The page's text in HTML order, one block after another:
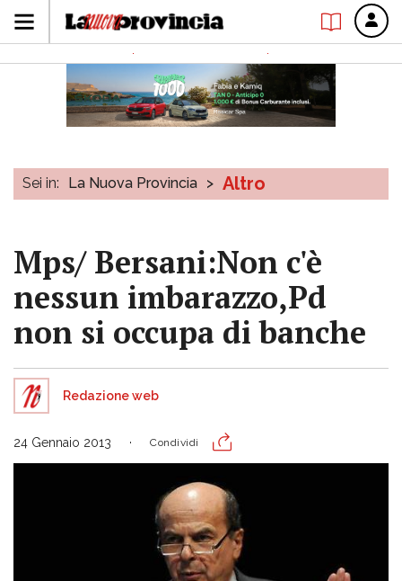
Sei in: La Nuova Provincia > Altro
Mps/ Bersani:Non c'è
nessun imbarazzo,Pd
non si occupa di banche
Redazione web
24 Gennaio 2013 Condividi